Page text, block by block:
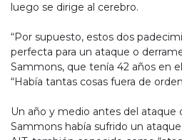
luego se dirige al cerebro.
“Por supuesto, estos dos
perfecta para un ataque o
Sammons, que tenía 42 años en
“Había tantas cosas fuera de
Un año y medio antes del ataque
Sammons había sufrido un